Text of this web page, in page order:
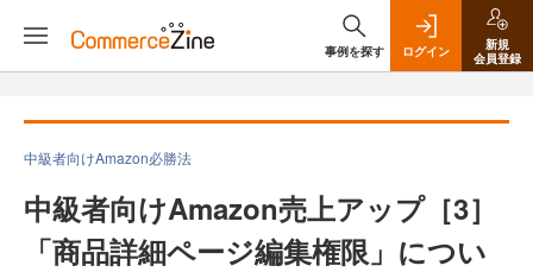
事例を探す ログイン
新規
会員登録
中級者向けAmazon必勝法
中級者向けAmazon売上アップ［3］
「商品詳細ページ編集権限」につい